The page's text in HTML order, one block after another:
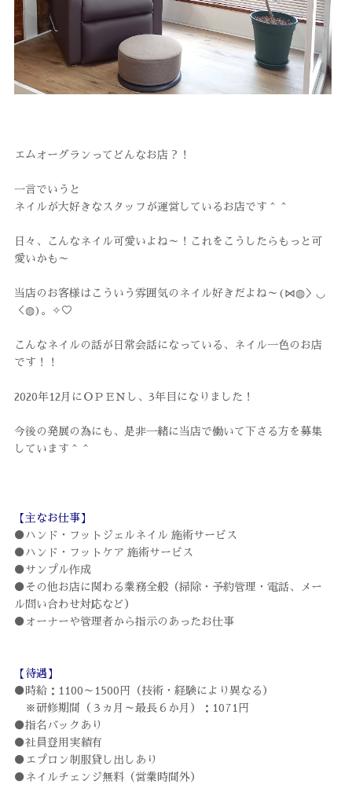
エムオーグランってどんなお店？！
一言でいうと
ネイルが大好きなスタッフが運営しているお店です＾＾
日々、こんなネイル可愛いよね～！これをこうしたらもっと可
愛いかも～
当店のお客様はこういう雰囲気のネイル好きだよね～(⋈◍＞◡
＜◍)。✧♡
こんなネイルの話が日常会話になっている、ネイル一色のお店
です！！
2020年12月にＯＰＥＮし、3年目になりました！
今後の発展の為にも、是非一緒に当店で働いて下さる方を募集
しています＾＾
【主なお仕事】
●ハンド・フットジェルネイル 施術サービス
●ハンド・フットケア 施術サービス
●サンプル作成
●その他お店に関わる業務全般（掃除・予約管理・電話、メー
ル問い合わせ対応など）
●オーナーや管理者から指示のあったお仕事
【待遇】
●時給：1100～1500円（技術・経験により異なる）
※研修期間（３ヵ月～最長６か月）：1071円
●指名バックあり
●社員登用実績有
●エプロン制服貸し出しあり
●ネイルチェンジ無料（営業時間外）